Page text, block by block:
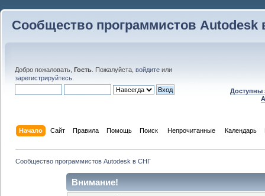
Сообщество программистов Autodesk
Добро пожаловать, Гость . Пожалуйста, войдите или
зарегистрируйтесь
Доступны
Начало Сайт Правила Помощь Поиск Непрочитанные Календарь
Сообщество программистов Autodesk в СНГ
Внимание!